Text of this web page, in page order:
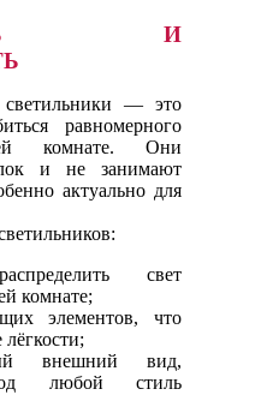
И
светильники — это
равномерного
комнате. Они
и не занимают
актуально для
свет
комнате;
элементов, что
внешний вид,
любой стиль